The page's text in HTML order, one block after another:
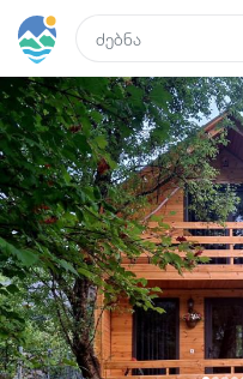
რეგისტრაცია
რა ვნახოთ
ტურები
მარშრუტები